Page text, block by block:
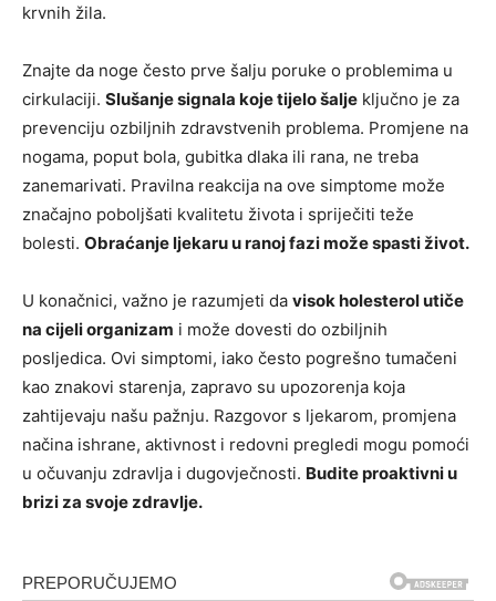
krvnih žila.
Znajte da noge često prve šalju poruke o problemima u
cirkulaciji. Slušanje signala koje tijelo šalje ključno je za
prevenciju ozbiljnih zdravstvenih problema. Promjene na
nogama, poput bola, gubitka dlaka ili rana, ne treba
zanemarivati. Pravilna reakcija na ove simptome može
značajno poboljšati kvalitetu života i spriječiti teže
bolesti. Obraćanje ljekaru u ranoj fazi može spasti život.
U konačnici, važno je razumjeti da visok holesterol utiče
na cijeli organizam i može dovesti do ozbiljnih
posljedica. Ovi simptomi, iako često pogrešno tumačeni
kao znakovi starenja, zapravo su upozorenja koja
zahtijevaju našu pažnju. Razgovor s ljekarom, promjena
načina ishrane, aktivnost i redovni pregledi mogu pomoći
u očuvanju zdravlja i dugovječnosti. Budite proaktivni u
brizi za svoje zdravlje.